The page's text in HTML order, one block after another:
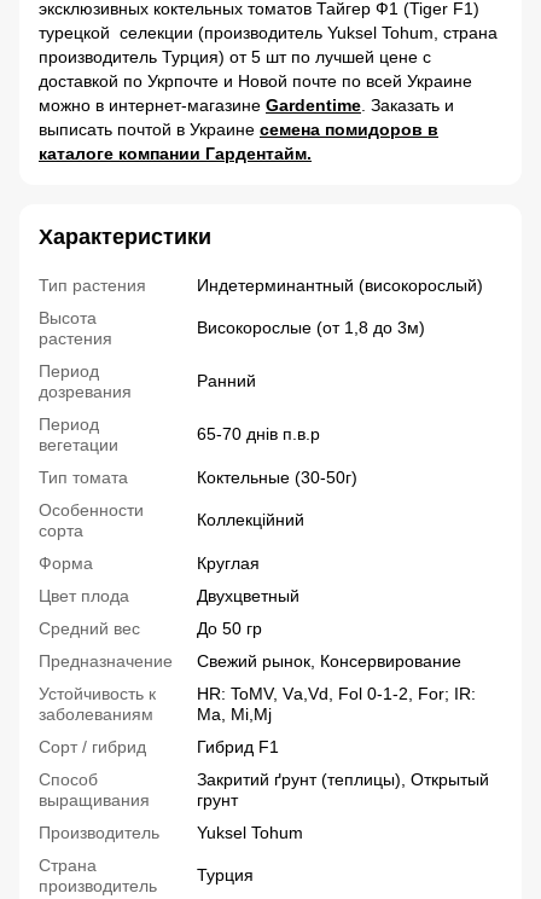
эксклюзивных коктельных томатов Тайгер Ф1 (Tiger F1)
турецкой селекции (производитель Yuksel Tohum, страна
производитель Турция) от 5 шт по лучшей цене с
доставкой по Укрпочте и Новой почте по всей Украине
можно в интернет-магазине Gardentime . Заказать и
выписать почтой в Украине семена помидоров в
каталоге компании Гардентайм.
Характеристики
Тип растения
Индетерминантный (високорослый)
Высота
растения
Високорослые (от 1,8 до 3м)
Период
дозревания
Ранний
Период
вегетации
65-70 днів п.в.р
Тип томата
Коктельные (30-50г)
Особенности
сорта
Коллекційний
Форма
Круглая
Цвет плода
Двухцветный
Средний вес
До 50 гр
Предназначение
Свежий рынок, Консервирование
Устойчивость к
заболеваниям
HR: ToMV, Vа,Vd, Fol 0-1-2, For; IR:
Ma, Mi,Mj
Сорт / гибрид
Гибрид F1
Способ
выращивания
Закритий ґрунт (теплицы), Открытый
грунт
Производитель
Yuksel Tohum
Страна
производитель
Турция